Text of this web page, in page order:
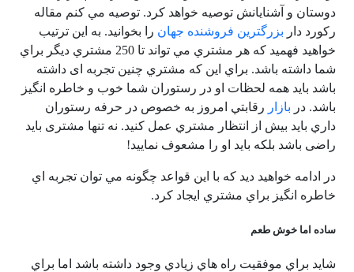
دوستان و آشنايانش توصيه خواهد كرد. توصيه مي كنم مقاله
ركورد دار بزرگترين فروشنده جهان را بخوانيد. به اين ترتیب
خواهيد فهميد كه هر مشتري مي تواند تا 250 مشتري ديگر براي
شما داشته باشد. براي اين كه مشتري چنين تجربه ای داشته
باشد بايد همه لحظات او در رستوران شما خوب و خاطره انگيز
باشد. در بازار رقابتي امروز به خصوص در حرفه رستوران
داري بايد بيش از انتظار مشتري عمل كنيد. نه تنها مشتری باید
راضی باشد بلکه باید او را مشعوف نمایید!
در ادامه خواهيد ديد كه با اين قواعد چگونه مي توان تجربه اي
خاطره انگيز براي مشتري ايجاد كرد.
ساده اما خوش طعم
شايد براي موفقيت راه هاي زيادي وجود داشته باشد اما براي